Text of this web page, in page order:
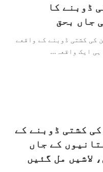
ڈوبنے کا
کی کشتی ڈوبنے کے واقعے
ہی ایک واقعہ…
کشتی ڈوبنے کے
28 پاکستانیوں کے جاں
لاشیں مل گئیں